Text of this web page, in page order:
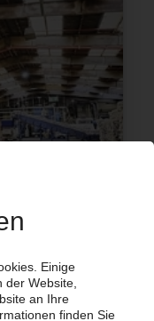
20.03.2024